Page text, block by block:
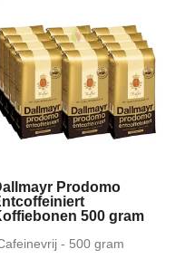
Prodomo
500 gram
- 500 gram